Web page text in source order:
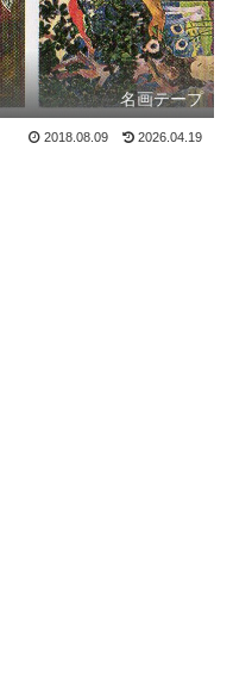
名画テープ
2018.08.09 2026.04.19